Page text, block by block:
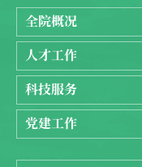
全院概况
人才工作
科技服务
党建工作